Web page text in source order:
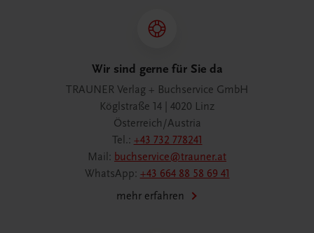
Wir sind gerne für Sie da
TRAUNER Verlag + Buchservice GmbH
Köglstraße 14 | 4020 Linz
Österreich/Austria
Tel.: +43 732 778241
Mail: buchservice@trauner.at
WhatsApp: +43 664 88 58 69 41
mehr erfahren